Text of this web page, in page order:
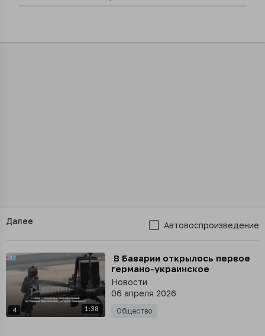
Далее Автовоспроизведение
4 1:38
⁣ В Баварии открылось первое
германо-украинское
предприятие по производству
дронов за пределами Украины
Новости
06 апреля 2026
Общество